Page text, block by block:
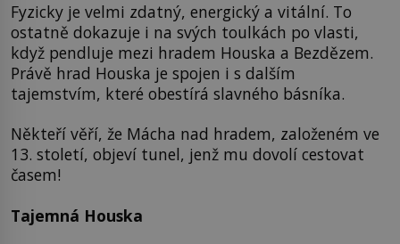
Fyzicky je velmi zdatný, energický a vitální. To
ostatně dokazuje i na svých toulkách po vlasti,
když pendluje mezi hradem Houska a Bezdězem.
Právě hrad Houska je spojen i s dalším
tajemstvím, které obestírá slavného básníka.
Někteří věří, že Mácha nad hradem, založeném ve
13. století, objeví tunel, jenž mu dovolí cestovat
časem!
Tajemná Houska